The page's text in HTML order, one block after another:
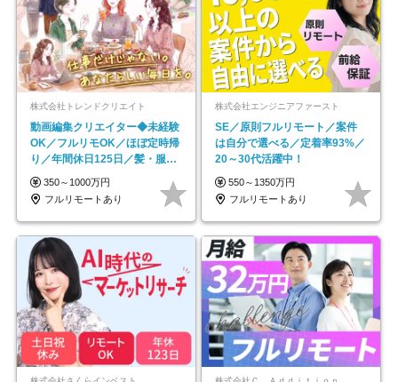
株式会社トレンドクリエイト
動画編集クリエイター◆未経験
OK／フルリモOK／ほぼ定時帰
り／年間休日125日／髪・服・
ネイル自由／副業OK
350～1000万円
フルリモートあり
株式会社エンジニアファースト
SE／原則フルリモート／案件
は自分で選べる／定着率93%／
20～30代活躍中！
550～1350万円
フルリモートあり